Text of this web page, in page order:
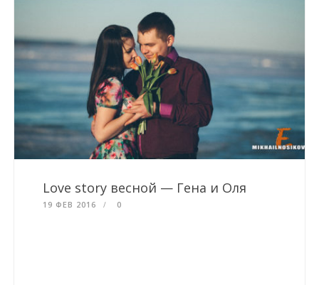
Love story весной — Гена и Оля
19 ФЕВ 2016 0